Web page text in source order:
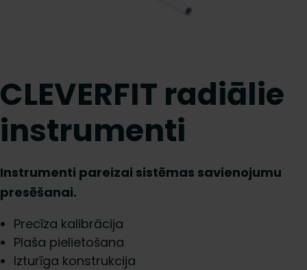
CLEVERFIT radiālie
instrumenti
Instrumenti pareizai sistēmas savienojumu
presēšanai.
Precīza kalibrācija
Plaša pielietošana
Izturīga konstrukcija